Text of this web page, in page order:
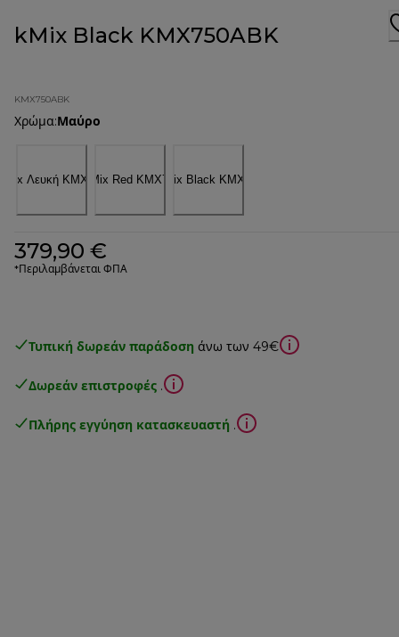
kMix Black KMX750ABK
KMX750ABK
Χρώμα:Μαύρο
379,90 €
*Περιλαμβάνεται ΦΠΑ
Τυπική δωρεάν παράδοση άνω των 49€
Δωρεάν επιστροφές .
Πλήρης εγγύηση κατασκευαστή .